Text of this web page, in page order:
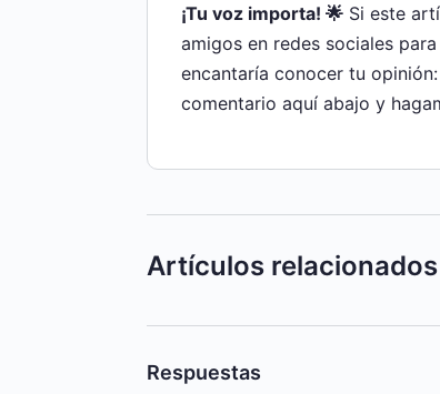
¡Tu voz importa! 🌟 Si este
amigos en redes sociales
encantaría conocer tu
comentario aquí abajo y
Artículos relacionados
Respuestas